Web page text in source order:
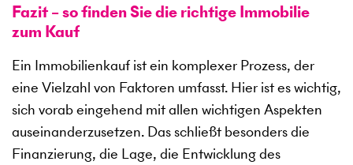
Fazit – so finden Sie die richtige Immobilie
zum Kauf
Ein Immobilienkauf ist ein komplexer Prozess, der
eine Vielzahl von Faktoren umfasst. Hier ist es wichtig,
sich vorab eingehend mit allen wichtigen Aspekten
auseinanderzusetzen. Das schließt besonders die
Finanzierung, die Lage, die Entwicklung des